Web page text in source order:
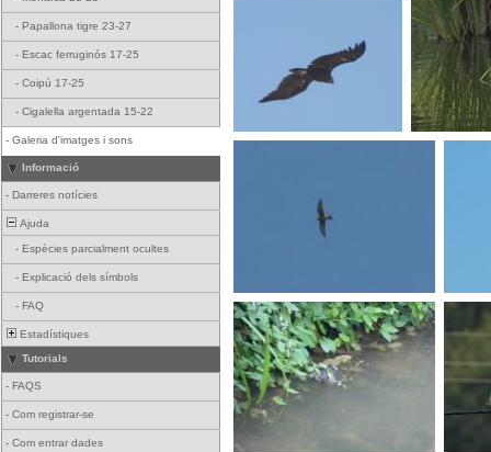
- Papallona tigre 23-27
- Escac ferruginós 17-25
- Coipú 17-25
- Cigalella argentada 15-22
- Galeria d'imatges i sons
Informació
- Darreres notícies
Ajuda
- Espècies parcialment ocultes
- Explicació dels símbols
- FAQ
Estadístiques
Tutorials
- FAQS
- Com registrar-se
- Com entrar dades